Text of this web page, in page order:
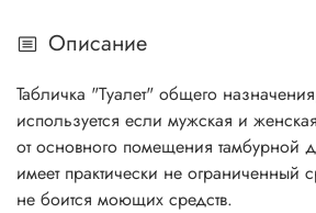
Описание
Табличка "Туалет" общего
используется если мужская и
от основного помещения тамбурной
имеет практически не ограниченный
не боится моющих средств.